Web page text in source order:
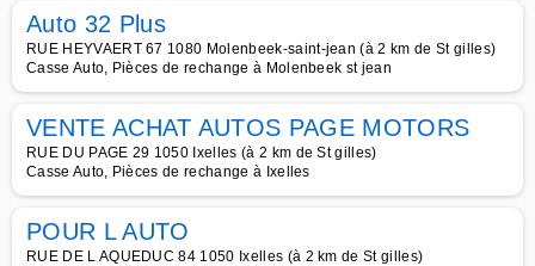
Auto 32 Plus
RUE HEYVAERT 67 1080 Molenbeek-saint-jean (à 2 km de St gilles)
Casse Auto, Pièces de rechange à Molenbeek st jean
VENTE ACHAT AUTOS PAGE MOTORS
RUE DU PAGE 29 1050 Ixelles (à 2 km de St gilles)
Casse Auto, Pièces de rechange à Ixelles
POUR L AUTO
RUE DE L AQUEDUC 84 1050 Ixelles (à 2 km de St gilles)